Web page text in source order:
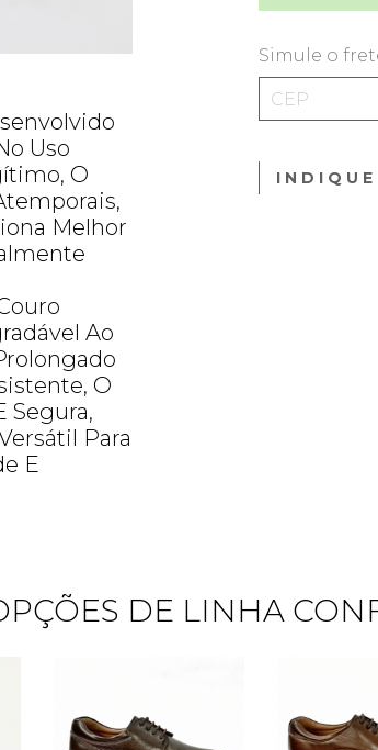
Uso
O
Melhor
Ao
O
Segura,
Para
E
Simule o
DE LINHA